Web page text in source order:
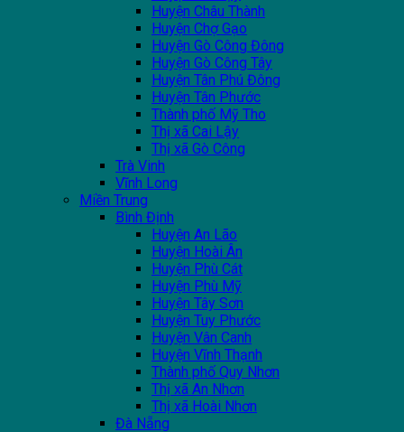
Huyện Châu Thành
Huyện Chợ Gạo
Huyện Gò Công Đông
Huyện Gò Công Tây
Huyện Tân Phú Đông
Huyện Tân Phước
Thành phố Mỹ Tho
Thị xã Cai Lậy
Thị xã Gò Công
Trà Vinh
Vĩnh Long
Miền Trung
Bình Định
Huyện An Lão
Huyện Hoài Ân
Huyện Phù Cát
Huyện Phù Mỹ
Huyện Tây Sơn
Huyện Tuy Phước
Huyện Vân Canh
Huyện Vĩnh Thạnh
Thành phố Quy Nhơn
Thị xã An Nhơn
Thị xã Hoài Nhơn
Đà Nẵng